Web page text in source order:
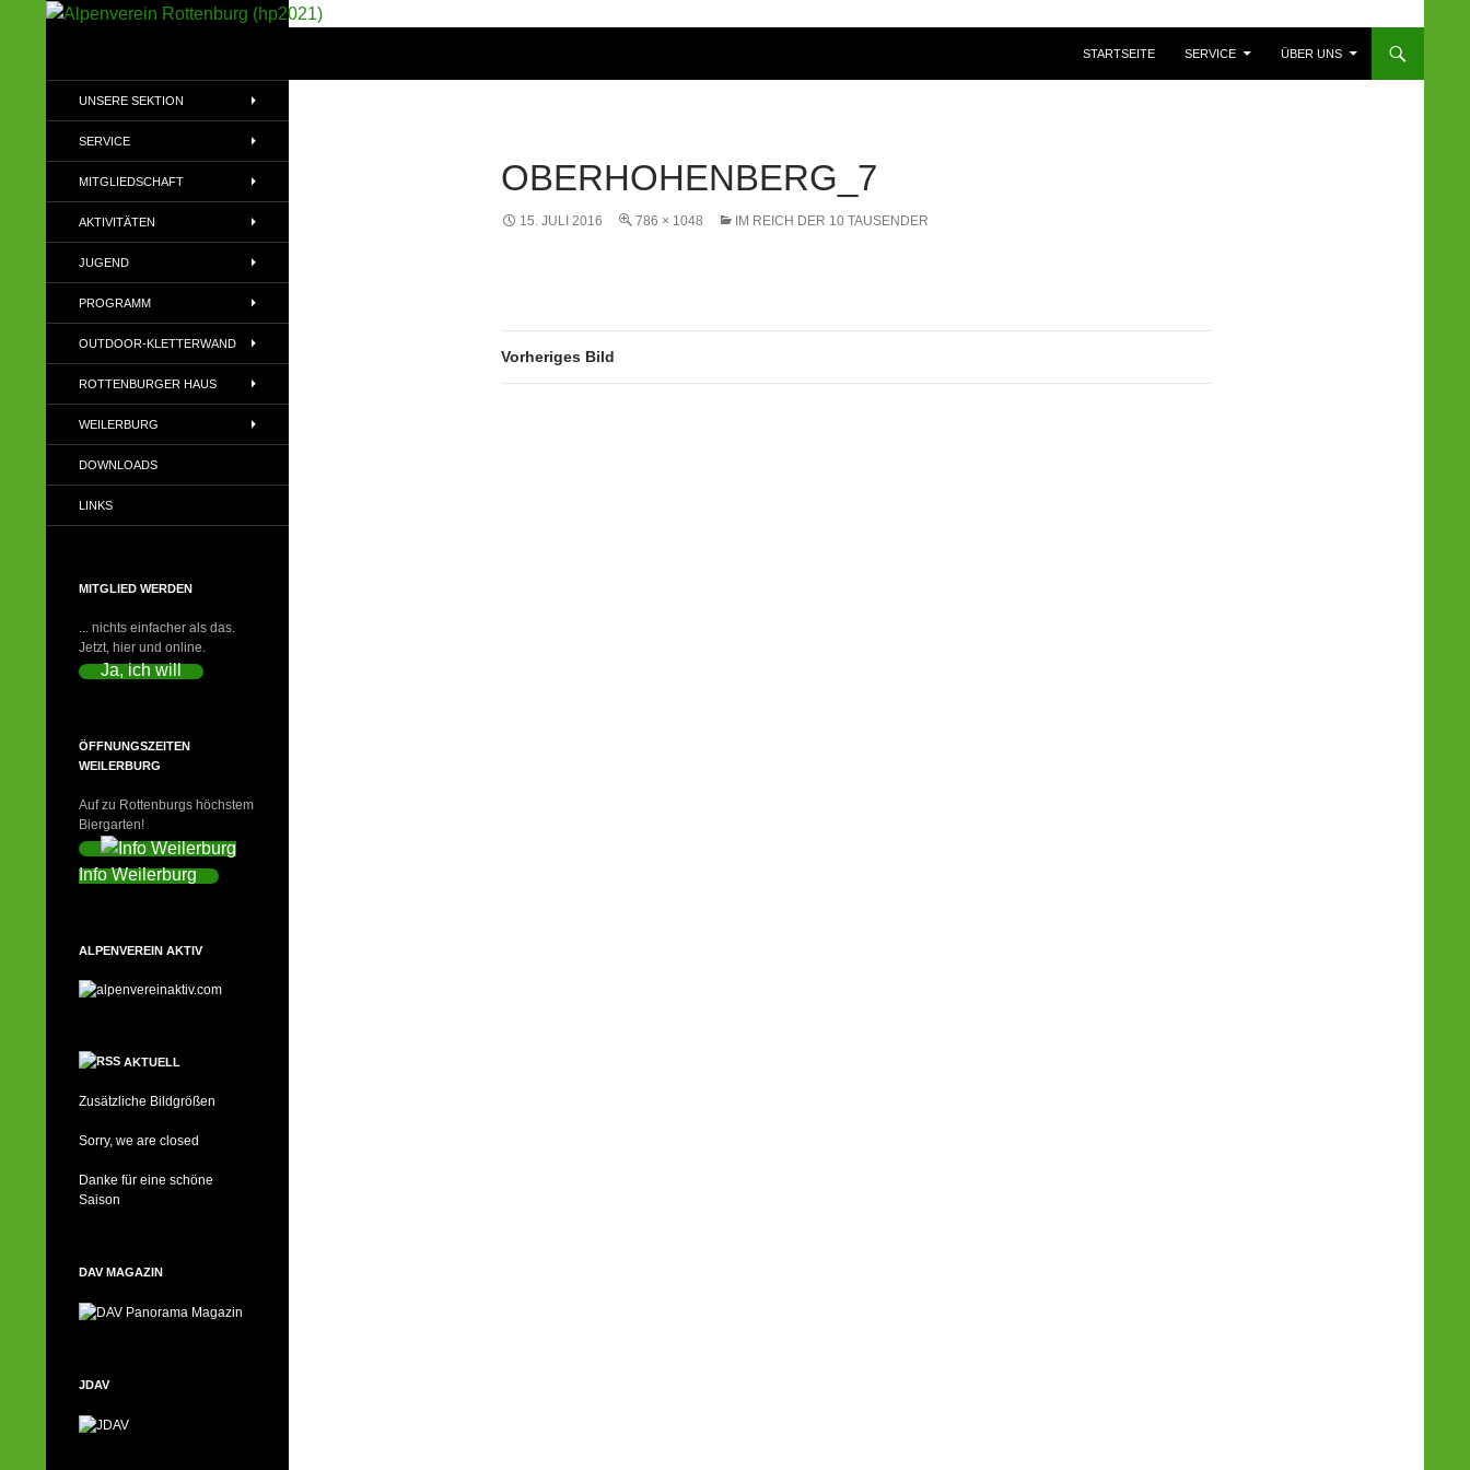
STARTSEITE
SERVICE ÜBER UNS
OBERHOHENBERG_7
15. JULI 2016 786 × 1048 IM REICH DER 10 TAUSENDER
Vorheriges Bild
(DAV)
UNSERE SEKTION
SERVICE
MITGLIEDSCHAFT
AKTIVITÄTEN
JUGEND
PROGRAMM
OUTDOOR-KLETTERWAND
ROTTENBURGER HAUS
WEILERBURG
DOWNLOADS
LINKS
MITGLIED WERDEN
... nichts einfacher als das.
Jetzt, hier und online.
Ja, ich will
ÖFFNUNGSZEITEN
WEILERBURG
Auf zu Rottenburgs höchstem
Biergarten!
Info Weilerburg
ALPENVEREIN AKTIV
AKTUELL
Zusätzliche Bildgrößen
Sorry, we are closed
Danke für eine schöne
Saison
DAV MAGAZIN
JDAV